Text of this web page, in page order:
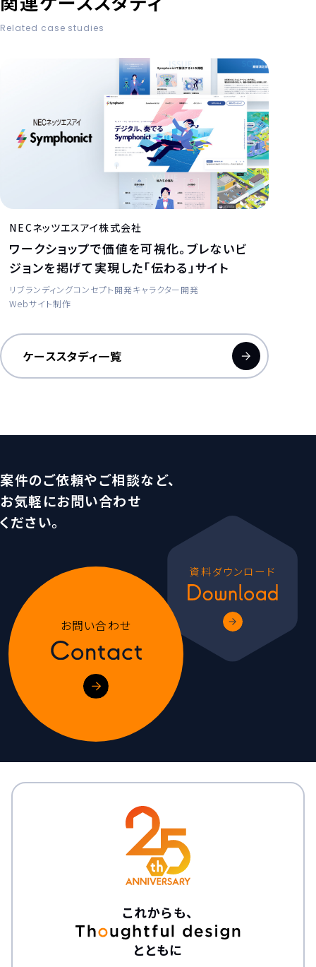
Related case studies
NECネッツエスアイ株式会社
ワークショップで価値を可視化。ブレないビ
ジョンを掲げて実現した「伝わる」サイト
リブランディングコンセプト開発キャラクター開発
Webサイト制作
ケーススタディ一覧
案件のご依頼やご相談など、
お気軽にお問い合わせ
ください。
お問い合わせ
資料ダウンロード
これからも、
とともに